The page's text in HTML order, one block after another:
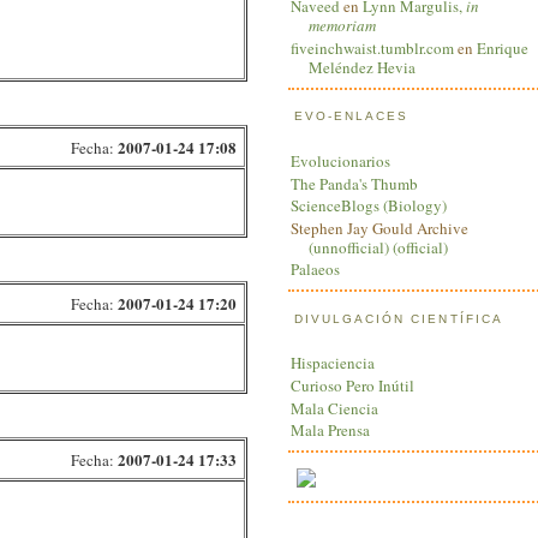
Fecha: 2007-01-24 17:08
Fecha: 2007-01-24 17:20
Fecha: 2007-01-24 17:33
Naveed en Lynn Margulis,in
memoriam
fiveinchwaist.tumblr.comen Enrique
Meléndez Hevia
EVO-ENLACES
Evolucionarios
The Panda's Thumb
ScienceBlogs (Biology)
Stephen Jay Gould Archive
(unnofficial)(official)
Palaeos
DIVULGACIÓN CIENTÍFICA
Hispaciencia
Curioso Pero Inútil
Mala Ciencia
Mala Prensa